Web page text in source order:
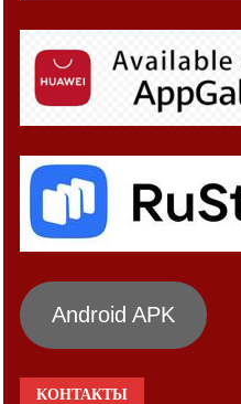
Android APK
КОНТАКТЫ